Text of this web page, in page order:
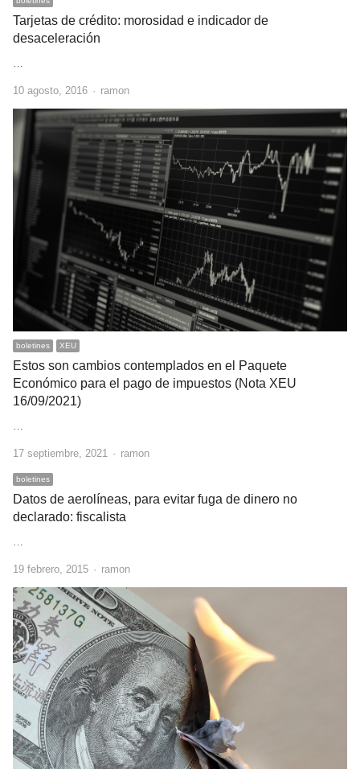
Tarjetas de crédito: morosidad e indicador de
desaceleración
10 agosto, 2016 Author
ramon
boletines XEU
Estos son cambios contemplados en el Paquete
Económico para el pago de impuestos (Nota XEU
16/09/2021)
…
17 septiembre, 2021 Author
ramon
boletines
Datos de aerolíneas, para evitar fuga de dinero no
declarado: fiscalista
…
19 febrero, 2015 Author
ramon